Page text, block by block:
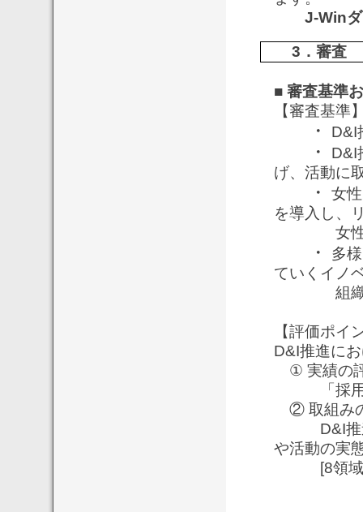
J-Winダ
3．審査
■ 審査基準
【審査基準
・ D&I
・
D&I
げ、活動に
・
女
を導入し、
女性比
・
多
ていくイノ
組織風土
【評価ポイ
D&I推進に
① 実績の
「採用」
② 取組み
D&I推進
や活動の実
[8領